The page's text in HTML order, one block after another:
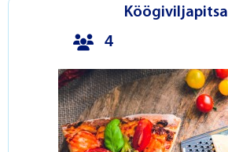
Köögiviljapitsa
4